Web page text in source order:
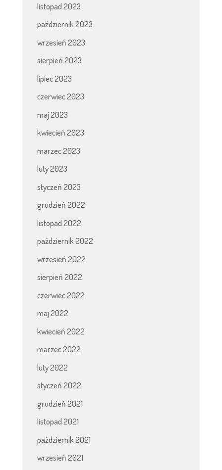
listopad 2023
październik 2023
wrzesień 2023
sierpień 2023
lipiec 2023
czerwiec 2023
maj 2023
kwiecień 2023
marzec 2023
luty 2023
styczeń 2023
grudzień 2022
listopad 2022
październik 2022
wrzesień 2022
sierpień 2022
czerwiec 2022
maj 2022
kwiecień 2022
marzec 2022
luty 2022
styczeń 2022
grudzień 2021
listopad 2021
październik 2021
wrzesień 2021